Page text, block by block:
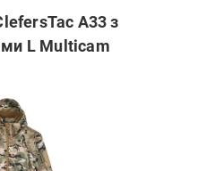
A33 з
L Multicam